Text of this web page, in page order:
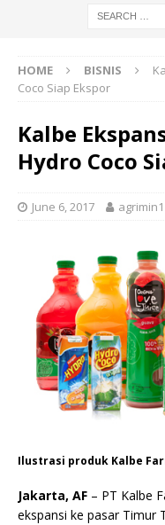
HOME BISNIS
Coco Siap Ekspor
Kalbe
Hydro Coco
June 6, 2017 agrimin1
Ilustrasi produk Kalbe
Jakarta, AF – PT Kalbe
ekspansi ke pasar Timur